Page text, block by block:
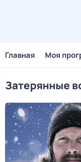
Главная Моя
Затерянные